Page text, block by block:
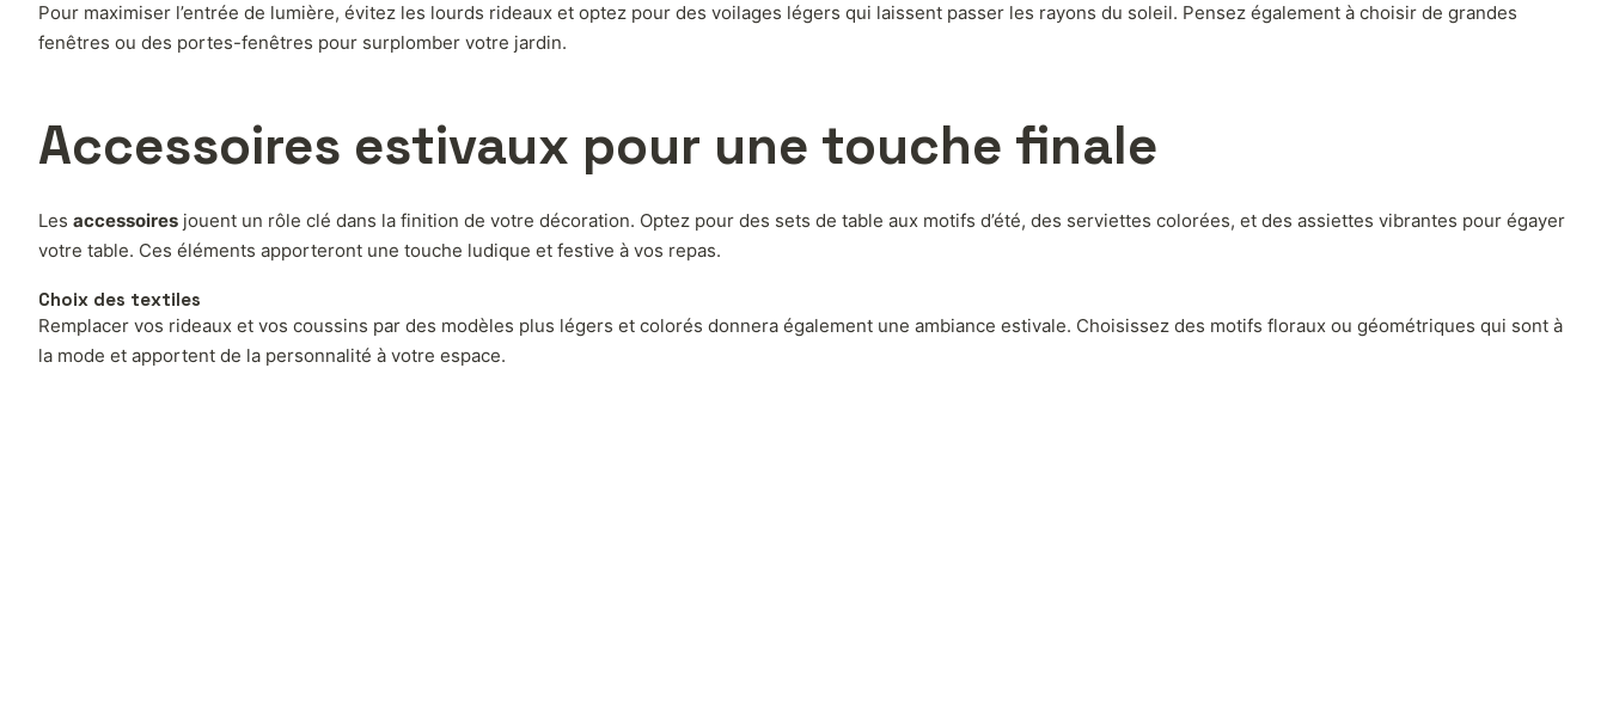
Pour maximiser l’entrée de lumière, évitez les lourds rideaux et optez pour des voilages légers qui laissent passer les rayons du soleil. Pensez également à choisir de grandes
fenêtres ou des portes-fenêtres pour surplomber votre jardin.
Accessoires estivaux pour une touche finale
Les accessoires jouent un rôle clé dans la finition de votre décoration. Optez pour des sets de table aux motifs d’été, des serviettes colorées, et des assiettes vibrantes pour égayer
votre table. Ces éléments apporteront une touche ludique et festive à vos repas.
Choix des textiles
Remplacer vos rideaux et vos coussins par des modèles plus légers et colorés donnera également une ambiance estivale. Choisissez des motifs floraux ou géométriques qui sont à
la mode et apportent de la personnalité à votre espace.